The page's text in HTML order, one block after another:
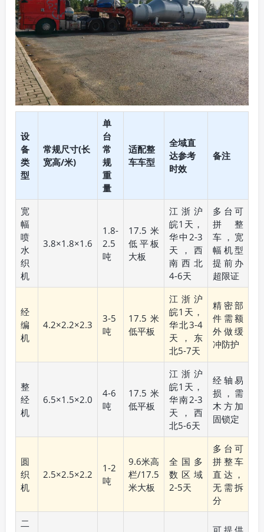
设
备
类
型
常规尺寸(长
宽高/米)
单
台
常
规
重
量
适配整
车车型
全域直
达参考
时效
备注
宽
幅
喷
水
织
机
3.8×1.8×1.6
1.8-
2.5
吨
17.5米
低平板
大板
江浙沪
皖1天，
华中2-3
天，西
南西北
4-6天
多台可
拼整
车，宽
幅机型
提前办
超限证
经
编
机
4.2×2.2×2.3
3-5
吨
17.5米
低平板
江浙沪
皖1天，
华北3-4
天，东
北5-7天
精密部
件需额
外做缓
冲防护
整
经
机
6.5×1.5×2.0
4-6
吨
17.5米
低平板
江浙沪
皖1天，
华南2-3
天，西
北5-6天
经轴易
损，需
木方加
固锁定
圆
织
机
2.5×2.5×2.2
1-2
吨
9.6米高
栏/17.5
米大板
全国多
数区域
2-5天
多台可
拼整车
直达，
无需拆
分
二
可提供